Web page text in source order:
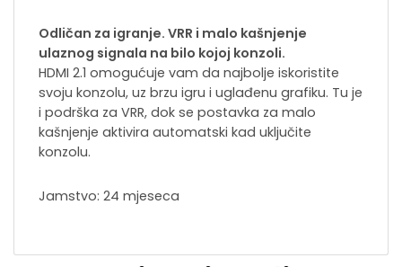
Odličan za igranje. VRR i malo kašnjenje
ulaznog signala na bilo kojoj konzoli.
HDMI 2.1 omogućuje vam da najbolje iskoristite
svoju konzolu, uz brzu igru i uglađenu grafiku. Tu je
i podrška za VRR, dok se postavka za malo
kašnjenje aktivira automatski kad uključite
konzolu.
Jamstvo: 24 mjeseca